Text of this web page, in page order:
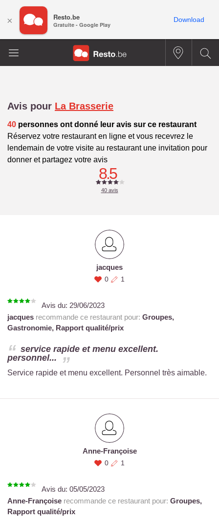
Avis pour La Brasserie
40 personnes ont donné leur avis sur ce restaurant
Réservez votre restaurant en ligne et vous recevrez le
lendemain de votre visite au restaurant une invitation pour
donner et partagez votre avis
8.5
40avis
jacques
0 1
Avis du: 29/06/2023
jacques recommande ce restaurant pour: Groupes,
Gastronomie, Rapport qualité/prix
service rapide et menu excellent.
personnel...
Service rapide et menu excellent. Personnel très aimable.
Anne-Françoise
0 1
Avis du: 05/05/2023
Anne-Françoise recommande ce restaurant pour: Groupes,
Rapport qualité/prix
× Resto.be
Gratuite - Google Play
Download